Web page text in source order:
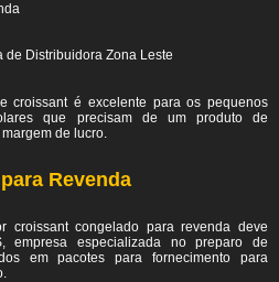
de Distribuidora Zona Leste
croissant é excelente para os pequenos
que precisam de um produto de
de lucro.
Revenda
croissant congelado para revenda deve
empresa especializada no preparo de
em pacotes para fornecimento para